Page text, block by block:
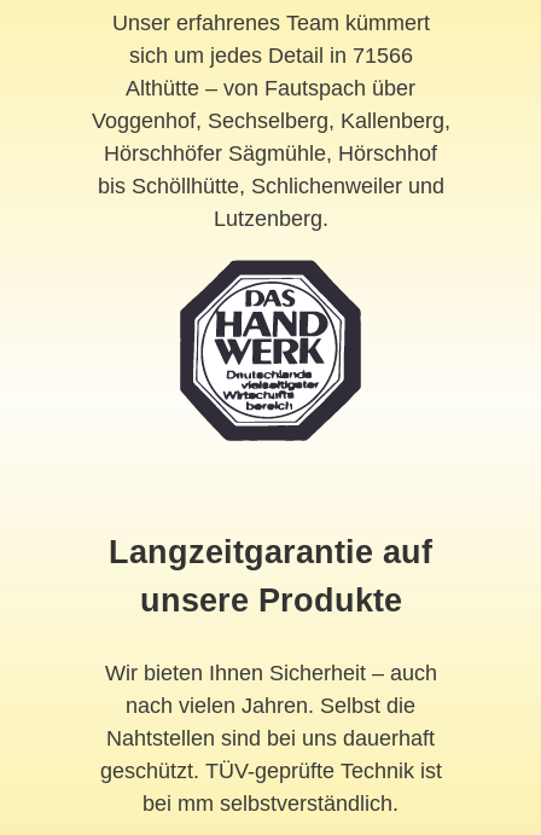
Unser erfahrenes Team kümmert
sich um jedes Detail in 71566
Althütte – von Fautspach über
Voggenhof, Sechselberg, Kallenberg,
Hörschhöfer Sägmühle, Hörschhof
bis Schöllhütte, Schlichenweiler und
Lutzenberg.
Langzeitgarantie auf
unsere Produkte
Wir bieten Ihnen Sicherheit – auch
nach vielen Jahren. Selbst die
Nahtstellen sind bei uns dauerhaft
geschützt. TÜV-geprüfte Technik ist
bei mm selbstverständlich.